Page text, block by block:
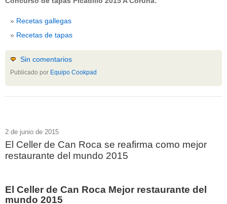
Recetas gallegas
Recetas de tapas
Sin comentarios
Publicado por Equipo Cookpad
2 de junio de 2015
El Celler de Can Roca se reafirma como mejor
restaurante del mundo 2015
El Celler de Can Roca Mejor restaurante del
mundo 2015